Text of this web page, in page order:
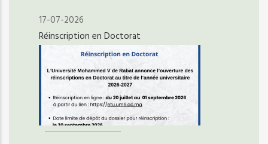
17-07-2026
Réinscription en Doctorat